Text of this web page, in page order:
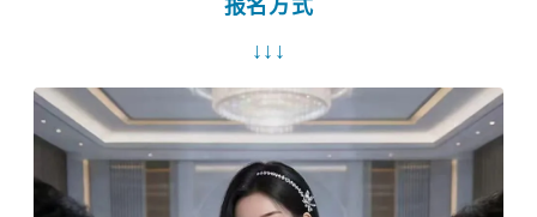
报名方式
↓↓ ↓